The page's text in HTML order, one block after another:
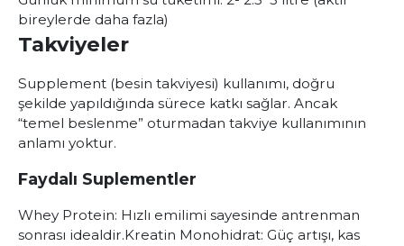
bireylerde daha fazla)
Takviyeler
Supplement (besin takviyesi) kullanımı, doğru
şekilde yapıldığında sürece katkı sağlar. Ancak
“temel beslenme” oturmadan takviye kullanımının
anlamı yoktur.
Faydalı Suplementler
Whey Protein: Hızlı emilimi sayesinde antrenman
sonrası idealdir.Kreatin Monohidrat: Güç artışı, kas